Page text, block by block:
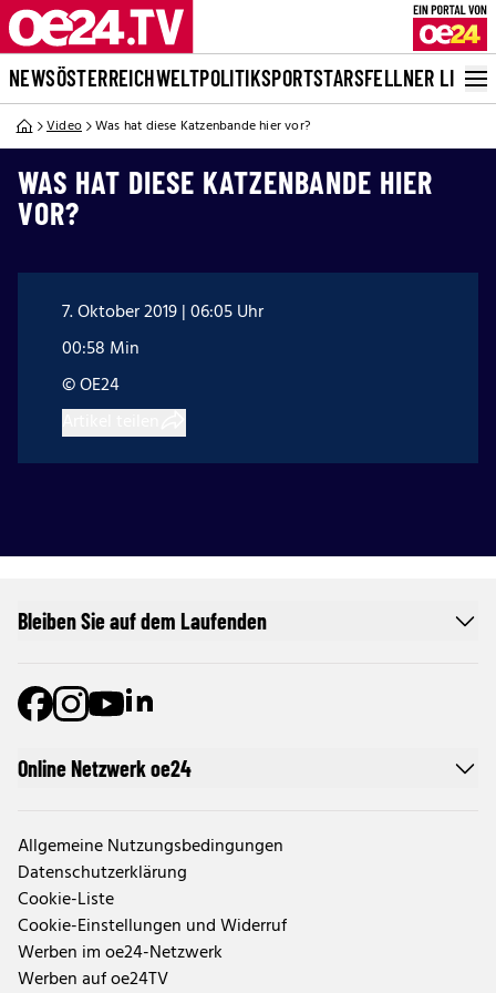
NEWSÖSTERREICHWELTPOLITIKSPORTSTARSFELLNER LIVE
Video Was hat diese Katzenbande hier vor?
WAS HAT DIESE KATZENBANDE HIER
VOR?
7. Oktober 2019 | 06:05 Uhr
00:58 Min
© OE24
Online Netzwerk oe24
Allgemeine Nutzungsbedingungen
Datenschutzerklärung
Cookie-Liste
Cookie-Einstellungen und Widerruf
Werben im oe24-Netzwerk
Werben auf oe24TV
Bleiben Sie auf dem Laufenden